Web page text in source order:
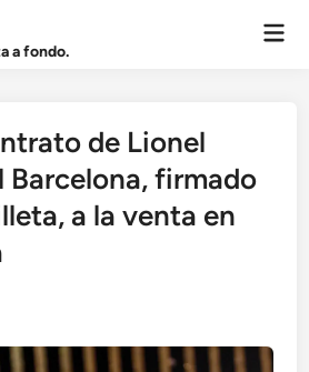
a fondo.
de Lionel
Barcelona, ​​firmado
a la venta en